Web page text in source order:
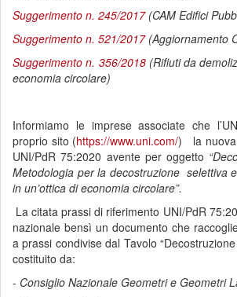
Suggerimento n. 245/2017(CAM Edifici
Suggerimento n. 521/2017(Aggiornamento
Suggerimento n. 356/2018(Rifiuti da
economia circolare)
Informiamo le imprese associate che
proprio sito (https://www.uni.com/) la nuova
UNI/PdR 75:2020 avente per oggetto “
Metodologia per la decostruzione selettiva
in un’ottica di economia circolare”.
La citata prassi di riferimento UNI/PdR
nazionale bensì un documento che
a prassi condivise dal Tavolo
costituito da:
- Consiglio Nazionale Geometri e Geometri